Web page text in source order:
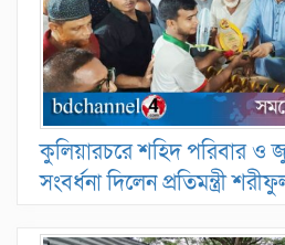
কুলিয়ারচরে শহিদ পরিবার ও
সংবর্ধনা দিলেন প্রতিমন্ত্রী